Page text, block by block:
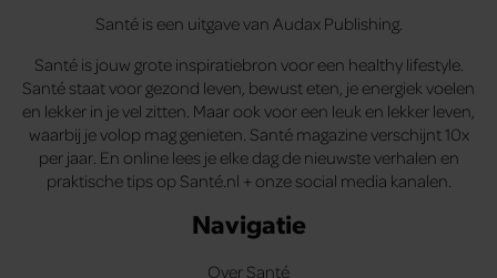
Santé is een uitgave van Audax Publishing.
Santé is jouw grote inspiratiebron voor een healthy lifestyle.
Santé staat voor gezond leven, bewust eten, je energiek voelen
en lekker in je vel zitten. Maar ook voor een leuk en lekker leven,
waarbij je volop mag genieten. Santé magazine verschijnt 10x
per jaar. En online lees je elke dag de nieuwste verhalen en
praktische tips op Santé.nl + onze social media kanalen.
Navigatie
Over Santé